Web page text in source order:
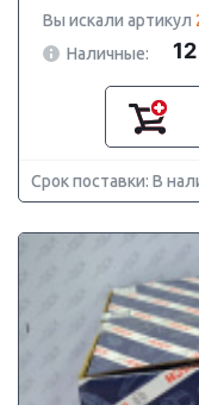
Вы искали артикул
Наличные:
Срок поставки: В